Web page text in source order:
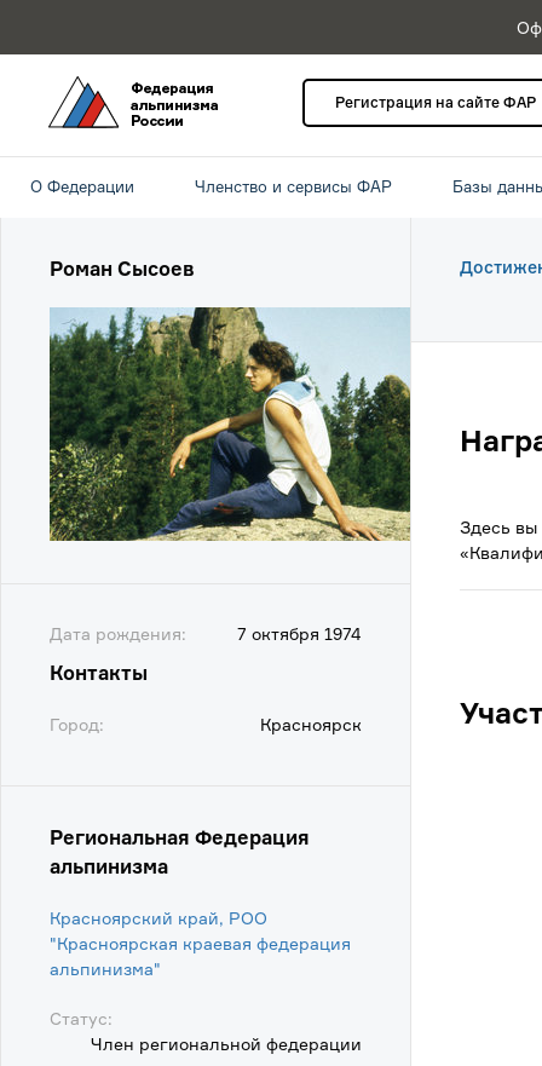
Регистрация на сайте ФАР
О Федерации Членство и сервисы ФАР Базы
Роман Сысоев
Дата рождения: 7 октября 1974
Контакты
Город: Красноярск
Региональная Федерация
альпинизма
Красноярский край, РОО
"Красноярская краевая федерация
альпинизма"
Статус:
Член региональной федерации
Здесь вы